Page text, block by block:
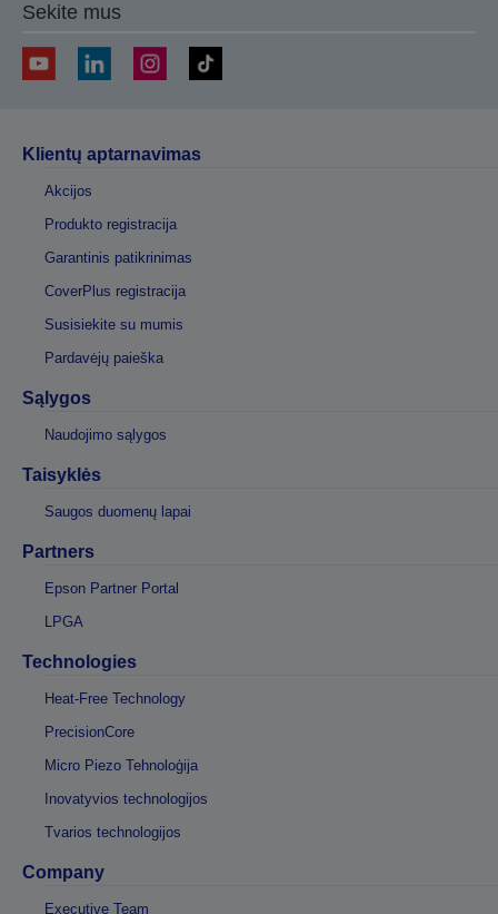
Sekite mus
Klientų aptarnavimas
Akcijos
Produkto registracija
Garantinis patikrinimas
CoverPlus registracija
Susisiekite su mumis
Pardavėjų paieška
Sąlygos
Naudojimo sąlygos
Taisyklės
Saugos duomenų lapai
Partners
Epson Partner Portal
LPGA
Technologies
Heat-Free Technology
PrecisionCore
Micro Piezo Tehnoloģija
Inovatyvios technologijos
Tvarios technologijos
Company
Executive Team